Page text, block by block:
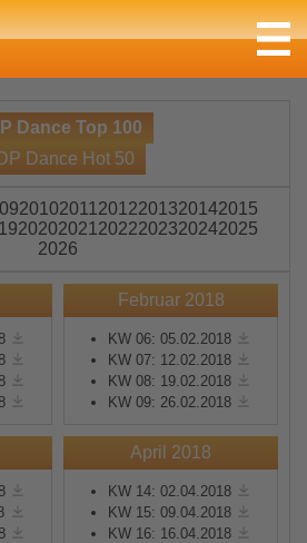
Dance Top 100
Dance Hot 50
20102011 2012201320142015
20202021 2022202320242025
2026
Februar 2018
KW 06: 05.02.2018
KW 07: 12.02.2018
KW 08: 19.02.2018
KW 09: 26.02.2018
April 2018
KW 14: 02.04.2018
KW 15: 09.04.2018
KW 16: 16.04.2018